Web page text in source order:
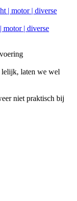
motor | diverse
lelijk, laten we wel
niet praktisch bij